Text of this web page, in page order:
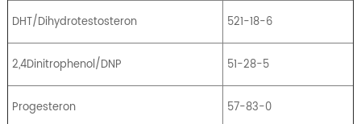
DHT/Dihydrotestosteron 521-18-6
2,4Dinitrophenol/DNP 51-28-5
Progesteron 57-83-0